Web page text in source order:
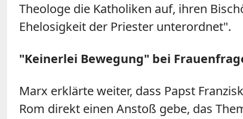
Theologe die Katholiken auf, ihren
Ehelosigkeit der Priester unterordnet".
"Keinerlei Bewegung" bei
Marx erklärte weiter, dass Papst
Rom direkt einen Anstoß gebe, das